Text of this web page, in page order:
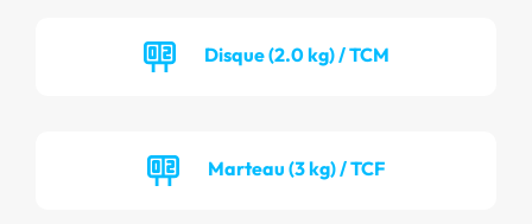
Disque (2.0 kg) / TCM
Marteau (3 kg) / TCF